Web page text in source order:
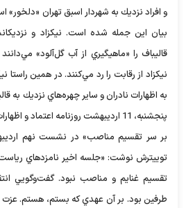
و افراد نزديك به شهردار اسبق تهران
بيان اين جمله شده است. نيكزاد و
قاليباف را «ماهيگيري از آب گل‌آلود»
نيكزاد از رقابت را رد مي‌كنند. در همين راستا
به اظهارات نادران و ساير چهره‌هاي نزديك به
پنجشنبه، 11 ارديبهشت‌ روزنامه اعتماد و
بر سر تقسيم مناصب» در نشست نهم
توييترش نوشت: «جلسه اخير نامزدهاي
تقسيم غنايم و مناصب نبود. گفت‌وگويي
طرفين بود. بر آن عهدي كه بستم، هستم.